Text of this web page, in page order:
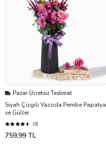
Pazar Ücretsiz Teslimat
Siyah Çizgili Vazoda Pembe Papatya
ve Güller
(8)
759,99 TL